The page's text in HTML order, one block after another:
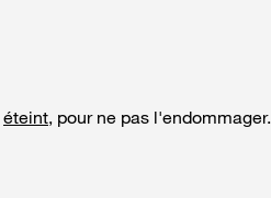
éteint, pour ne pas l'endommager.